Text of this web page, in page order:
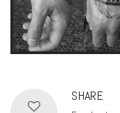
SHARE